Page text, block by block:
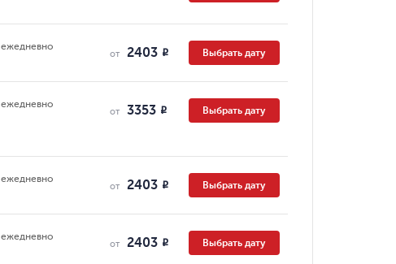
ежедневно
от 2403 R Выбрать дату
ежедневно
от 3353 R Выбрать дату
ежедневно
от 2403 R Выбрать дату
ежедневно
от 2403 R Выбрать дату